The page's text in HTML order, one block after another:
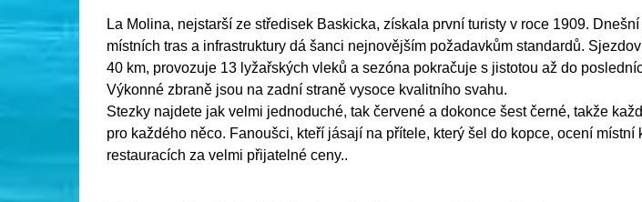
La Molina, nejstarší ze středisek Baskicka, získala první turisty v roce 1909.
místních tras a infrastruktury dá šanci nejnovějším požadavkům standardů.
40 km, provozuje 13 lyžařských vleků a sezóna pokračuje s jistotou až do
Výkonné zbraně jsou na zadní straně vysoce kvalitního svahu.
Stezky najdete jak velmi jednoduché, tak červené a dokonce šest černé, takže
pro každého něco. Fanoušci, kteří jásají na přítele, který šel do kopce, ocení místní
restauracích za velmi přijatelné ceny..